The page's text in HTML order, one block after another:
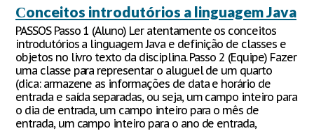
Сonceitos introdutórios a linguagem Java
PASSOS Passo 1 (Aluno) Ler atentamente os conceitos
introdutórios a linguagem Java e definição de classes e
objetos no livro texto da disciplina. Passo 2 (Equipe) Fazer
uma classe para representar o aluguel de um quarto
(dica: armazene as informações de data e horário de
entrada e saída separadas, ou seja, um campo inteiro para
o dia de entrada, um campo inteiro para o mês de
entrada, um campo inteiro para o ano de entrada,